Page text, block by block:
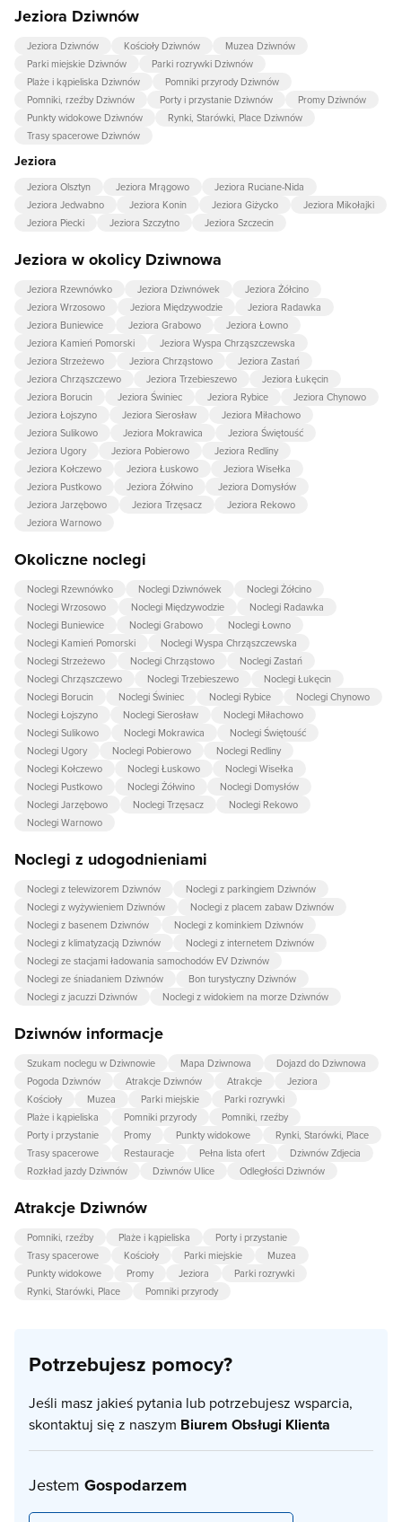
Jeziora Dziwnów
Jeziora Dziwnów Kościoły Dziwnów
Muzea Dziwnów
Parki miejskie Dziwnów
Parki rozrywki Dziwnów
Plaże i kąpieliska Dziwnów
Pomniki przyrody Dziwnów
Pomniki, rzeźby Dziwnów
Porty i przystanie Dziwnów
Promy Dziwnów
Punkty widokowe Dziwnów
Rynki, Starówki, Place Dziwnów
Trasy spacerowe Dziwnów
Jeziora
Jeziora Olsztyn Jeziora Mrągowo
Jeziora Ruciane-Nida
Jeziora Jedwabno
Jeziora Konin Jeziora Giżycko
Jeziora Mikołajki
Jeziora Piecki
Jeziora Szczytno Jeziora Szczecin
Jeziora w okolicy Dziwnowa
Jeziora Rzewnówko Jeziora Dziwnówek
Jeziora Żółcino
Jeziora Wrzosowo
Jeziora Międzywodzie
Jeziora Radawka
Jeziora Buniewice
Jeziora Grabowo
Jeziora Łowno
Jeziora Kamień Pomorski
Jeziora Wyspa Chrząszczewska
Jeziora Strzeżewo
Jeziora Chrząstowo
Jeziora Zastań
Jeziora Chrząszczewo
Jeziora Trzebieszewo
Jeziora Łukęcin
Jeziora Borucin
Jeziora Świniec Jeziora Rybice
Jeziora Chynowo
Jeziora Łojszyno
Jeziora Sierosław
Jeziora Miłachowo
Jeziora Sulikowo
Jeziora Mokrawica
Jeziora Świętouść
Jeziora Ugory
Jeziora Pobierowo
Jeziora Redliny
Jeziora Kołczewo
Jeziora Łuskowo
Jeziora Wisełka
Jeziora Pustkowo
Jeziora Żółwino
Jeziora Domysłów
Jeziora Jarzębowo
Jeziora Trzęsacz
Jeziora Rekowo
Jeziora Warnowo
Okoliczne noclegi
Noclegi Rzewnówko Noclegi Dziwnówek
Noclegi Żółcino
Noclegi Wrzosowo
Noclegi Międzywodzie
Noclegi Radawka
Noclegi Buniewice
Noclegi Grabowo
Noclegi Łowno
Noclegi Kamień Pomorski
Noclegi Wyspa Chrząszczewska
Noclegi Strzeżewo
Noclegi Chrząstowo
Noclegi Zastań
Noclegi Chrząszczewo
Noclegi Trzebieszewo
Noclegi Łukęcin
Noclegi Borucin
Noclegi Świniec Noclegi Rybice
Noclegi Chynowo
Noclegi Łojszyno
Noclegi Sierosław
Noclegi Miłachowo
Noclegi Sulikowo
Noclegi Mokrawica
Noclegi Świętouść
Noclegi Ugory
Noclegi Pobierowo
Noclegi Redliny
Noclegi Kołczewo
Noclegi Łuskowo
Noclegi Wisełka
Noclegi Pustkowo
Noclegi Żółwino
Noclegi Domysłów
Noclegi Jarzębowo
Noclegi Trzęsacz
Noclegi Rekowo
Noclegi Warnowo
Noclegi z udogodnieniami
Noclegi z telewizorem Dziwnów
Noclegi z parkingiem Dziwnów
Noclegi z wyżywieniem Dziwnów
Noclegi z placem zabaw Dziwnów
Noclegi z basenem Dziwnów
Noclegi z kominkiem Dziwnów
Noclegi z klimatyzacją Dziwnów
Noclegi z internetem Dziwnów
Noclegi ze stacjami ładowania samochodów EV Dziwnów
Noclegi ze śniadaniem Dziwnów
Bon turystyczny Dziwnów
Noclegi z jacuzzi Dziwnów
Noclegi z widokiem na morze Dziwnów
Dziwnów informacje
Szukam noclegu w Dziwnowie Mapa Dziwnowa
Dojazd do Dziwnowa
Pogoda Dziwnów
Atrakcje Dziwnów Atrakcje
Jeziora
Kościoły
Muzea Parki miejskie
Parki rozrywki
Plaże i kąpieliska
Pomniki przyrody
Pomniki, rzeźby
Porty i przystanie
Promy Punkty widokowe
Rynki, Starówki, Place
Trasy spacerowe
Restauracje Pełna lista ofert
Dziwnów Zdjecia
Rozkład jazdy Dziwnów
Dziwnów Ulice Odległości Dziwnów
Atrakcje Dziwnów
Pomniki, rzeźby Plaże i kąpieliska
Porty i przystanie
Trasy spacerowe
Kościoły Parki miejskie
Muzea
Punkty widokowe
Promy Jeziora
Parki rozrywki
Rynki, Starówki, Place
Pomniki przyrody
Potrzebujesz pomocy?
Jeśli masz jakieś pytania lub potrzebujesz wsparcia,
skontaktuj się z naszym Biurem Obsługi Klienta
Jestem Gospodarzem